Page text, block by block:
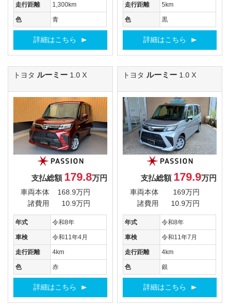
走行距離 1,300km
色 青
詳細はこちら
走行距離 5km
色 黒
詳細はこちら
トヨタ ルーミー 1.0 X
支払総額 179.8万円
車両本体
168.9万円
諸費用
10.9万円
年式 令和8年
車検 令和11年4月
走行距離 4km
色 赤
詳細はこちら
トヨタ ルーミー 1.0 X
支払総額 179.9万円
車両本体
169万円
諸費用
10.9万円
年式 令和8年
車検 令和11年7月
走行距離 4km
色 銀
詳細はこちら